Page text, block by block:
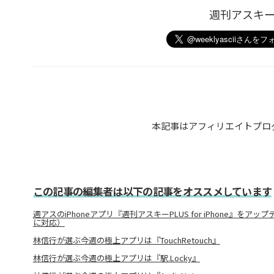
週刊アスキ
本記事はアフィリエイトプ
この記事の編集者は以下の記事をオススメしています
週アスのiPhoneアプリ『週刊アスキーPLUS for iPhone』をアップ
に対応）
林信行が選ぶ今週の極上アプリは『TouchRetouch』
林信行が選ぶ今週の極上アプリは『駅.Locky』